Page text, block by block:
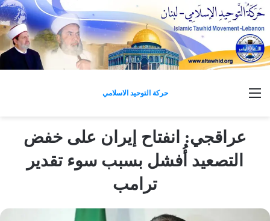
حركة التوحيد الاسلامي القائمة
عراقجي: انفتاح إيران على خفض
التصعيد أُفشل بسبب سوء تقدير
ترامب